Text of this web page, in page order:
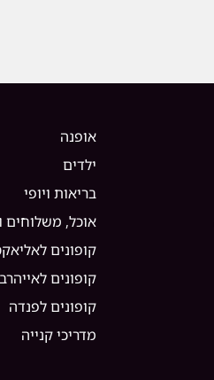
אופנה
ילדים
בריאות ויופי
אוכל, משלוחים
קופונים
קופונים לאייהרב
קופונים לפנדה
מדריכי קנייה